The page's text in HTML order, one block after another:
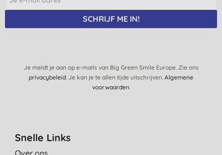
SCHRIJF ME IN!
Je meldt je aan op e-mails van Big Green Smile Europe. Zie ons
privacybeleid. Je kan je te allen tijde uitschrijven. Algemene
voorwaarden.
Snelle Links
Over ons